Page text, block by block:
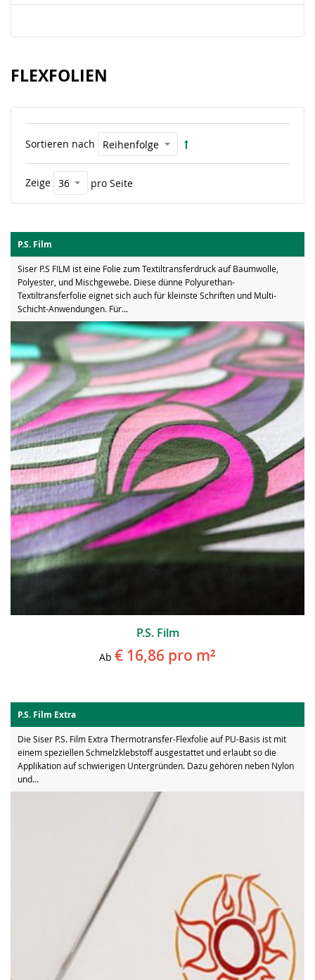
FLEXFOLIEN
Sortieren nach
Zeige pro Seite
P.S. Film
Siser P.S FILM ist eine Folie zum Textiltransferdruck auf Baumwolle,
Polyester, und Mischgewebe. Diese dünne Polyurethan-
Textiltransferfolie eignet sich auch für kleinste Schriften und Multi-
Schicht-Anwendungen. Für...
P.S. Film
Ab € 16,86 pro m²
P.S. Film Extra
Die Siser P.S. Film Extra Thermotransfer-Flexfolie auf PU-Basis ist mit
einem speziellen Schmelzklebstoff ausgestattet und erlaubt so die
Applikation auf schwierigen Untergründen. Dazu gehören neben Nylon
und...